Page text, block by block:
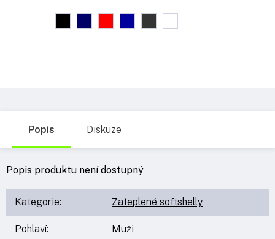
Popis Diskuze
Popis produktu není dostupný
Kategorie: Zateplené softshelly
Pohlaví: Muži